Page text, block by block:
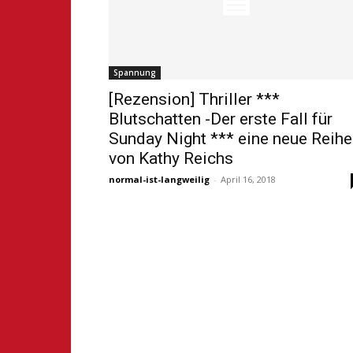
Spannung
[Rezension] Thriller ***
Blutschatten -Der erste Fall für
Sunday Night *** eine neue Reihe
von Kathy Reichs
normal-ist-langweilig - April 16, 2018